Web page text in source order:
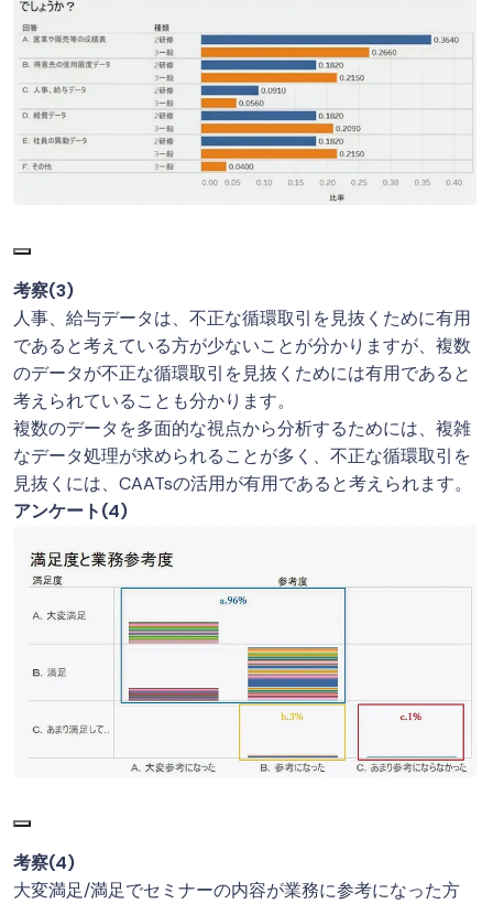
考察(3)
人事、給与データは、不正な循環取引を見抜くために有用
であると考えている方が少ないことが分かりますが、複数
のデータが不正な循環取引を見抜くためには有用であると
考えられていることも分かります。
複数のデータを多面的な視点から分析するためには、複雑
なデータ処理が求められることが多く、不正な循環取引を
見抜くには、CAATsの活用が有用であると考えられます。
アンケート(4)
考察(4)
大変満足/満足でセミナーの内容が業務に参考になった方